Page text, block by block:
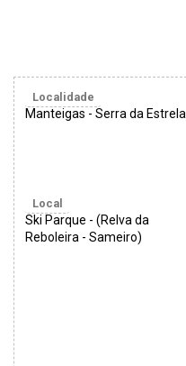
Localidade
Manteigas - Serra da Estrela
Local
Ski Parque - (Relva da
Reboleira - Sameiro)